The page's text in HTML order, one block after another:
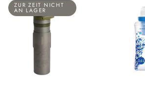
ZUR ZEIT NICHT
AN LAGER